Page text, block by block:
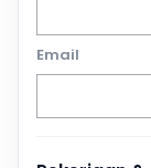
Email